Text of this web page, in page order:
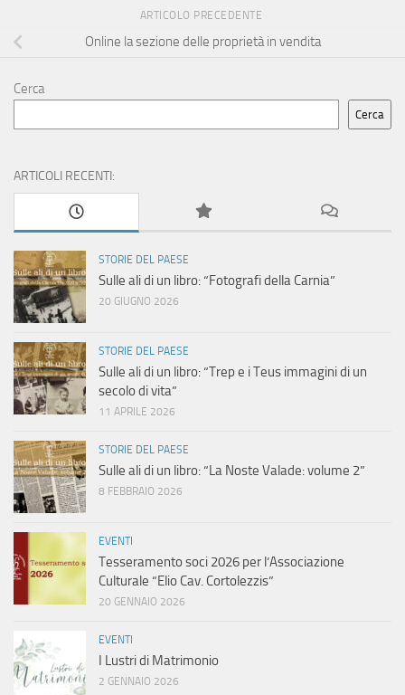
ARTICOLO PRECEDENTE
Online la sezione delle proprietà in vendita
Cerca
Cerca
ARTICOLI RECENTI:
STORIE DEL PAESE
Sulle ali di un libro: “Fotografi della Carnia”
20 GIUGNO 2026
STORIE DEL PAESE
Sulle ali di un libro: “Trep e i Teus immagini di un
secolo di vita”
11 APRILE 2026
STORIE DEL PAESE
Sulle ali di un libro: “La Noste Valade: volume 2”
8 FEBBRAIO 2026
EVENTI
Tesseramento soci 2026 per l’Associazione
Culturale “Elio Cav. Cortolezzis”
20 GENNAIO 2026
EVENTI
I Lustri di Matrimonio
2 GENNAIO 2026